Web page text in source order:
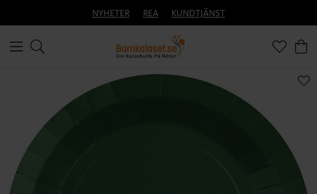
NYHETER REA KUNDTJÄNST